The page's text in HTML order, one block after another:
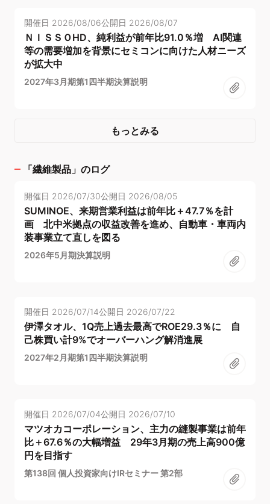
開催日 2026/08/06公開日 2026/08/07
ＮＩＳＳＯHD、純利益が前年比91.0％増 AI関連
等の需要増加を背景にセミコンに向けた人材ニーズ
が拡大中
2027年3月期第1四半期決算説明
もっとみる
「繊維製品 」のログ
開催日 2026/07/30公開日 2026/08/05
SUMINOE、来期営業利益は前年比＋47.7％を計
画 北中米拠点の収益改善を進め、自動車・車両内
装事業立て直しを図る
2026年5月期決算説明
開催日 2026/07/14公開日 2026/07/22
伊澤タオル、1Q売上過去最高でROE29.3％に 自
己株買い計9%でオーバーハング解消進展
2027年2月期第1四半期決算説明
開催日 2026/07/04公開日 2026/07/10
マツオカコーポレーション、主力の縫製事業は前年
比＋67.6％の大幅増益 29年3月期の売上高900億
円を目指す
第138回 個人投資家向けIRセミナー 第2部